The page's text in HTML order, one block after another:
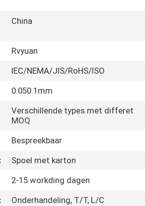
China
Rvyuan
IEC/NEMA/JIS/RoHS/ISO
0.050.1mm
Verschillende types met differet
MOQ
Bespreekbaar
Spoel met karton
2-15 workding dagen
Onderhandeling, T/T, L/C